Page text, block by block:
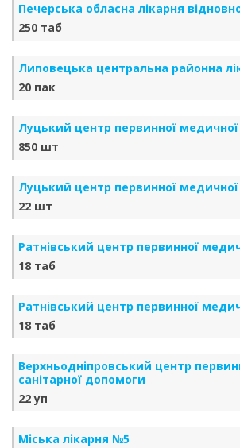
Печерська обласна лікарня
250 таб
Липовецька центральна районна
20 пак
Луцький центр первинної
850 шт
Луцький центр первинної
22 шт
Ратнівський центр первинної
18 таб
Ратнівський центр первинної
18 таб
Верхньодніпровський центр
санітарної допомоги
22 уп
Міська лікарня №5